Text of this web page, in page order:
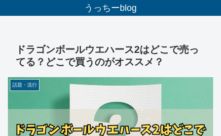
うっちーblog
ドラゴンボールウエハース2はどこで売っ
てる？どこで買うのがオススメ？
話題・流行